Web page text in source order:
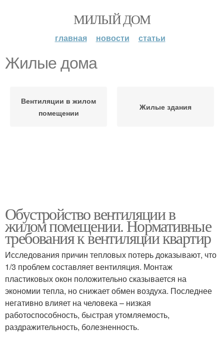
МИЛЫЙ ДОМ
главная новости статьи
Жилые дома
Вентиляции в жилом
помещении
Жилые здания
Обустройство вентиляции в
жилом помещении. Нормативные
требования к вентиляции квартир
Исследования причин тепловых потерь доказывают, что
1/3 проблем составляет вентиляция. Монтаж
пластиковых окон положительно сказывается на
экономии тепла, но снижает обмен воздуха. Последнее
негативно влияет на человека – низкая
работоспособность, быстрая утомляемость,
раздражительность, болезненность.